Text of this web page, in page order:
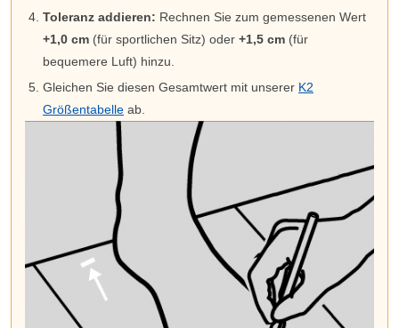
Toleranz addieren: Rechnen Sie zum gemessenen Wert
+1,0 cm (für sportlichen Sitz) oder +1,5 cm (für
bequemere Luft) hinzu.
Gleichen Sie diesen Gesamtwert mit unserer K2
Größentabelle ab.